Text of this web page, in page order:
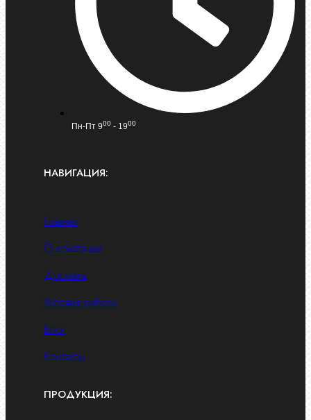
Пн-Пт 900 - 1900
НАВИГАЦИЯ:
Главная
О компании
Доставка
Условия работы
Блог
Контакты
ПРОДУКЦИЯ: